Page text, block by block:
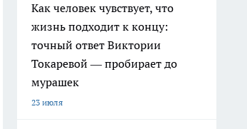
Как человек чувствует, что
жизнь подходит к концу:
точный ответ Виктории
Токаревой — пробирает до
мурашек
23 июля